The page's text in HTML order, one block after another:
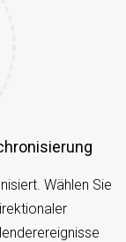
Wählen Sie